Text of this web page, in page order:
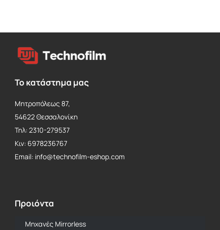
Το κατάστημα μας
Μητροπόλεως 87,
54622 Θεσσαλονίκη
Τηλ: 2310-279537
Κιν: 6978236767
Email: info@technofilm-eshop.com
Προιόντα
Μηχανές Mirrorless